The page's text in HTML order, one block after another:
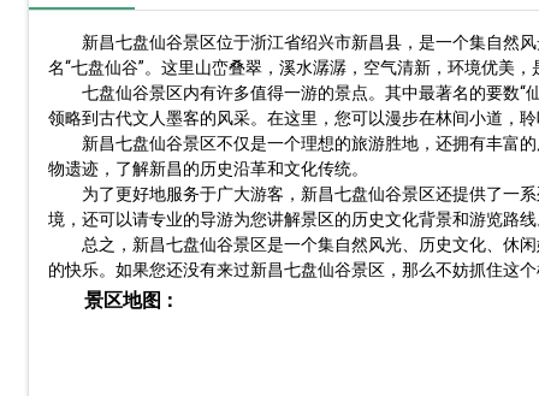
新昌七盘仙谷景区位于浙江省绍兴市新昌县，是一个集自然
名“七盘仙谷”。这里山峦叠翠，溪水潺潺，空气清新，环境优美
七盘仙谷景区内有许多值得一游的景点。其中最著名的要数“
领略到古代文人墨客的风采。在这里，您可以漫步在林间小道，
新昌七盘仙谷景区不仅是一个理想的旅游胜地，还拥有丰富
物遗迹，了解新昌的历史沿革和文化传统。
为了更好地服务于广大游客，新昌七盘仙谷景区还提供了一
境，还可以请专业的导游为您讲解景区的历史文化背景和游览路
总之，新昌七盘仙谷景区是一个集自然风光、历史文化、休
的快乐。如果您还没有来过新昌七盘仙谷景区，那么不妨抓住这
景区地图：